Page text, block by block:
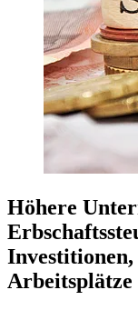
Höhere
Arbeitsplätze